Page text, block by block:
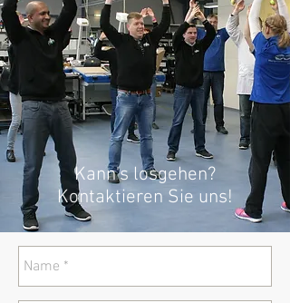
Kann's losgehen?
Kontaktieren Sie uns!